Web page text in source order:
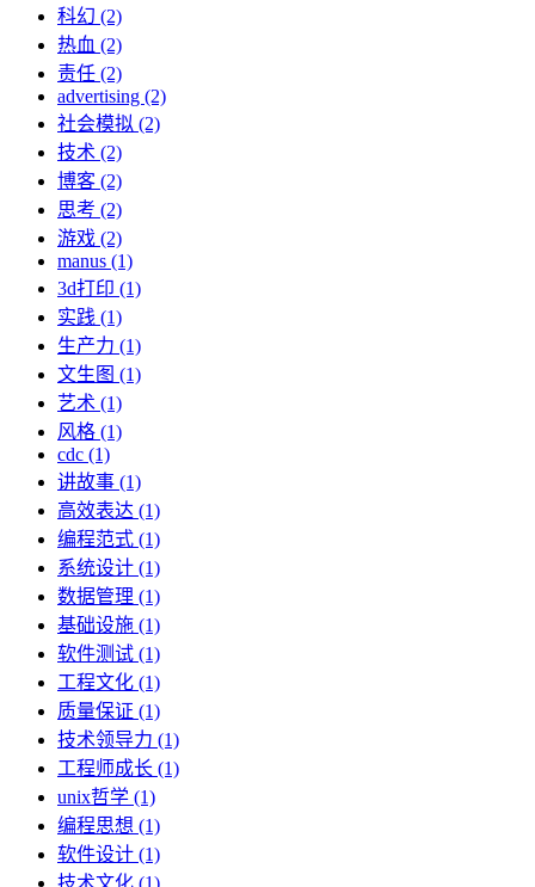
科幻 (2)
热血 (2)
责任 (2)
advertising (2)
社会模拟 (2)
技术 (2)
博客 (2)
思考 (2)
游戏 (2)
manus (1)
3d打印 (1)
实践 (1)
生产力 (1)
文生图 (1)
艺术 (1)
风格 (1)
cdc (1)
讲故事 (1)
高效表达 (1)
编程范式 (1)
系统设计 (1)
数据管理 (1)
基础设施 (1)
软件测试 (1)
工程文化 (1)
质量保证 (1)
技术领导力 (1)
工程师成长 (1)
unix哲学 (1)
编程思想 (1)
软件设计 (1)
技术文化 (1)